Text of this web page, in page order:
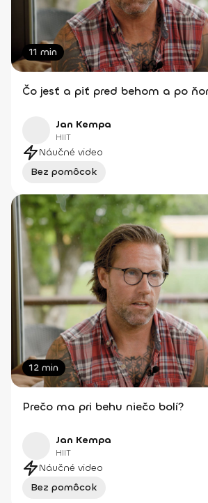
11 min
Čo jesť a piť pred behom a po
Jan Kempa
HIIT
Náučné video
Bez pomôcok
12 min
Prečo ma pri behu niečo bolí?
Jan Kempa
HIIT
Náučné video
Bez pomôcok